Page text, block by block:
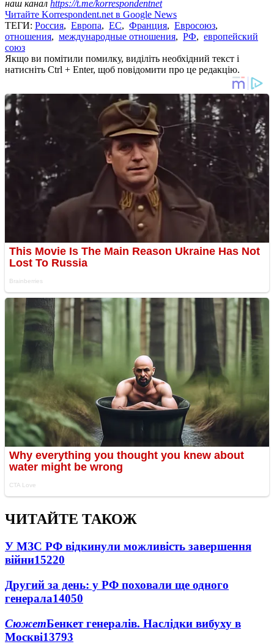
наш канал https://t.me/korrespondentnet
Читайте Korrespondent.net в Google News
ТЕГИ: Россия, Европа, ЕС, Франция, Евросоюз,
отношения, международные отношения, РФ, европейский
союз
Якщо ви помітили помилку, виділіть необхідний текст і
натисніть Ctrl + Enter, щоб повідомити про це редакцію.
ЧИТАЙТЕ ТАКОЖ
У МЗС РФ відкинули можливість завершення
війни15220
Другий за день: у РФ поховали ще одного
генерала14050
СюжетБенкет генералів. Наслідки вибуху в
Москві13793